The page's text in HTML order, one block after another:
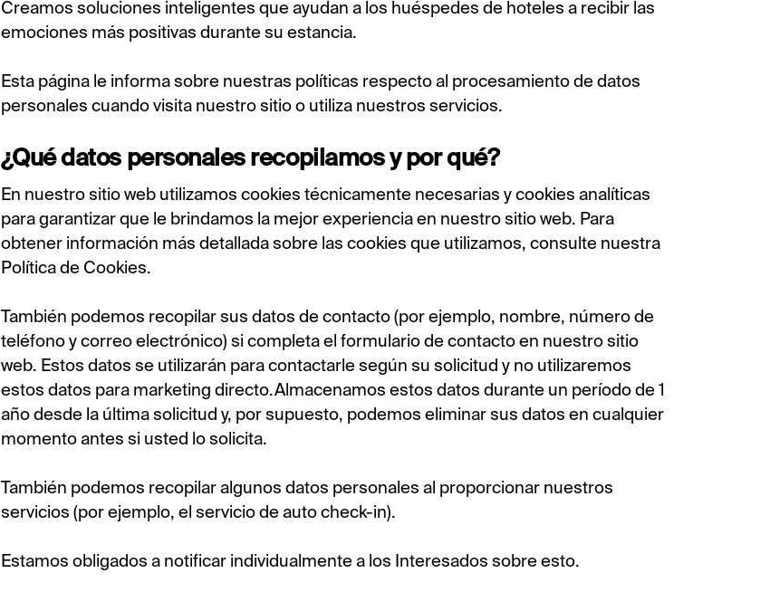
Digital registration card
streamline operations, and drive revenue.
Creamos soluciones inteligentes que ayudan a los huéspedes de hoteles a recibir las
emociones más positivas durante su estancia.
Esta página le informa sobre nuestras políticas respecto al procesamiento de datos
personales cuando visita nuestro sitio o utiliza nuestros servicios.
¿Qué datos personales recopilamos y por qué?
En nuestro sitio web utilizamos cookies técnicamente necesarias y cookies analíticas
para garantizar que le brindamos la mejor experiencia en nuestro sitio web. Para
obtener información más detallada sobre las cookies que utilizamos, consulte nuestra
Política de Cookies.
También podemos recopilar sus datos de contacto (por ejemplo, nombre, número de
teléfono y correo electrónico) si completa el formulario de contacto en nuestro sitio
web. Estos datos se utilizarán para contactarle según su solicitud y no utilizaremos
estos datos para marketing directo.Almacenamos estos datos durante un período de 1
año desde la última solicitud y, por supuesto, podemos eliminar sus datos en cualquier
momento antes si usted lo solicita.
También podemos recopilar algunos datos personales al proporcionar nuestros
servicios (por ejemplo, el servicio de auto check-in).
Estamos obligados a notificar individualmente a los Interesados sobre esto.